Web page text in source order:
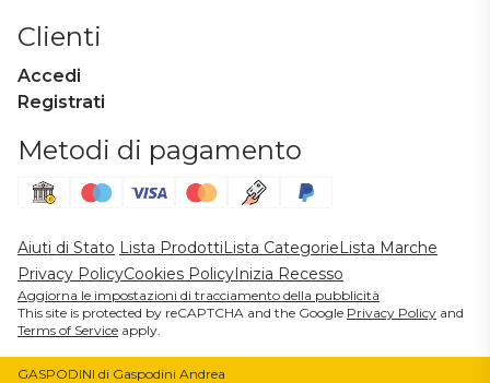
Clienti
Accedi
Registrati
Metodi di pagamento
Aiuti di Stato Lista ProdottiLista CategorieLista Marche
Privacy PolicyCookies PolicyInizia Recesso
Aggiorna le impostazioni di tracciamento della pubblicità
This site is protected by reCAPTCHA and the Google Privacy Policy and
Terms of Service apply.
GASPODINI di Gaspodini Andrea